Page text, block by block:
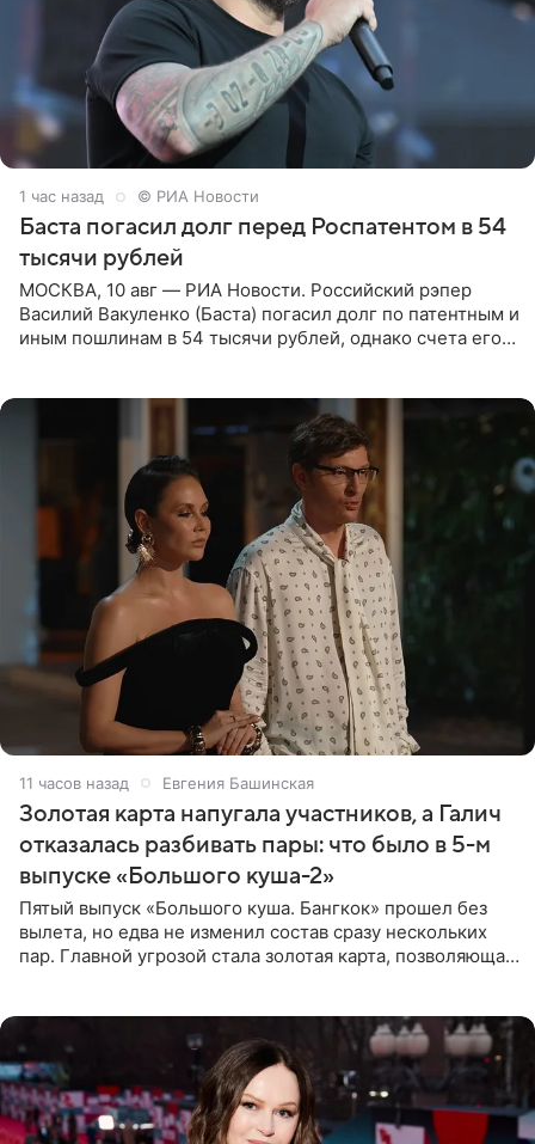
1 час назад © РИА Новости
Баста погасил долг перед Роспатентом в 54
тысячи рублей
МОСКВА, 10 авг — РИА Новости. Российский рэпер
Василий Вакуленко (Баста) погасил долг по патентным и
иным пошлинам в 54 тысячи рублей, однако счета его
11 часов назад Евгения Башинская
Золотая карта напугала участников, а Галич
отказалась разбивать пары: что было в 5-м
выпуске «Большого куша-2»
Пятый выпуск «Большого куша. Бангкок» прошел без
вылета, но едва не изменил состав сразу нескольких
пар. Главной угрозой стала золотая карта, позволяющая